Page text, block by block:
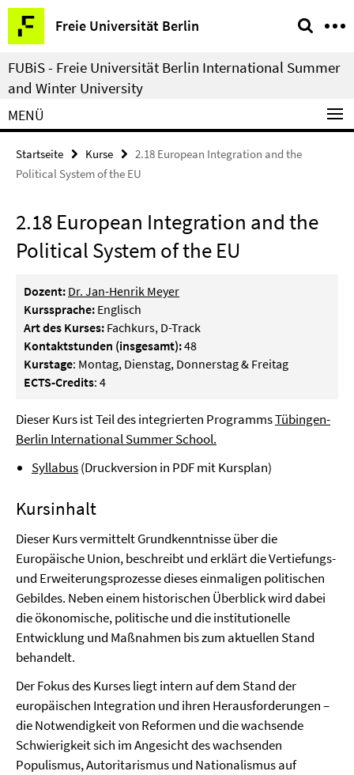
Springe
direkt
zu
Inhalt
Freie Universität Berlin
Service-
Navigation
FUBiS - Freie Universität Berlin International Summer
and Winter University
MENÜ
Startseite Kurse
2.18 European Integration and the
Political System of the EU
2.18 European Integration and the
Political System of the EU
Dozent: Dr. Jan-Henrik Meyer
Kurssprache: Englisch
Art des Kurses: Fachkurs, D-Track
Kontaktstunden (insgesamt):48
Kurstage: Montag, Dienstag, Donnerstag & Freitag
ECTS-Credits: 4
Dieser Kurs ist Teil des integrierten ProgrammsTübingen-
Berlin International Summer School.
Syllabus(Druckversion in PDF mit Kursplan)
Kursinhalt
Dieser Kurs vermittelt Grundkenntnisse über die
Europäische Union, beschreibt und erklärt die Vertiefungs-
und Erweiterungsprozesse dieses einmaligen politischen
Gebildes. Neben einem historischen Überblick wird dabei
die ökonomische, politische und die institutionelle
Entwicklung und Maßnahmen bis zum aktuellen Stand
behandelt.
Der Fokus des Kurses liegt intern auf dem Stand der
europäischen Integration und ihren Herausforderungen –
die Notwendigkeit von Reformen und die wachsende
Schwierigkeit sich im Angesicht des wachsenden
Populismus, Autoritarismus und Nationalismus auf